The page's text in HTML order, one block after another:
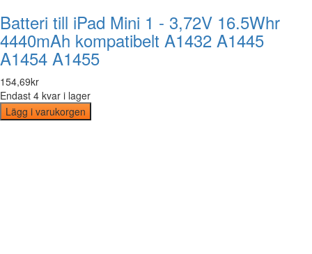
Batteri till iPad Mini 1 - 3,72V 16.5Whr
4440mAh kompatibelt A1432 A1445
A1454 A1455
154,69kr
Endast 4 kvar i lager
Lägg i varukorgen